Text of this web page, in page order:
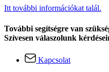
Itt további információkat talál.
További segítségre van
Szívesen válaszolunk
Kapcsolat